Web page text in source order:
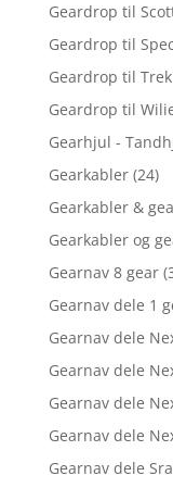
Geardrop til
Geardrop til
Geardrop til
Geardrop til
Gearhjul -
Gearkabler (24)
Gearkabler &
Gearkabler og
Gearnav 8 gear
Gearnav dele 1
Gearnav dele
Gearnav dele
Gearnav dele
Gearnav dele
Gearnav dele